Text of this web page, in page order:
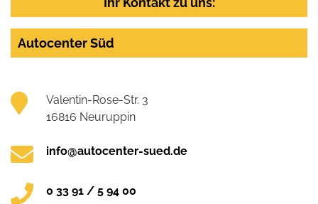
Autocenter Süd
Valentin-Rose-Str. 3
16816 Neuruppin
info@autocenter-sued.de
0 33 91 / 5 94 00